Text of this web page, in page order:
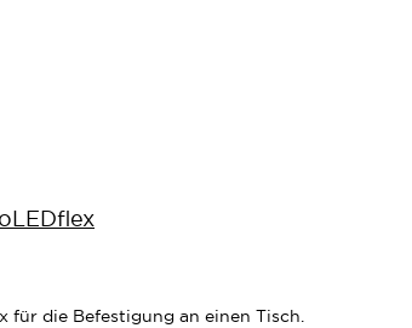
für die Befestigung an einen Tisch.